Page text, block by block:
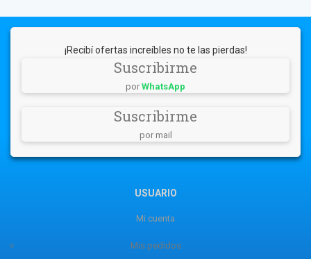
¡Recibí ofertas increíbles no te las pierdas!
Suscribirme
por WhatsApp
Suscribirme
por mail
USUARIO
Mi cuenta
Mis pedidos